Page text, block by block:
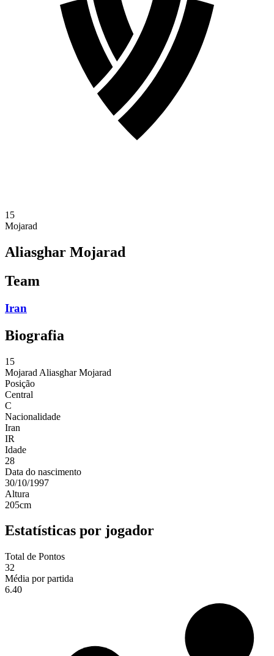
15
Mojarad
Aliasghar Mojarad
Team
Iran
Biografia
15
Mojarad Aliasghar Mojarad
Posição
Central
C
Nacionalidade
Iran
IR
Idade
28
Data do nascimento
30/10/1997
Altura
205cm
Estatísticas por jogador
Total de Pontos
32
Média por partida
6.40